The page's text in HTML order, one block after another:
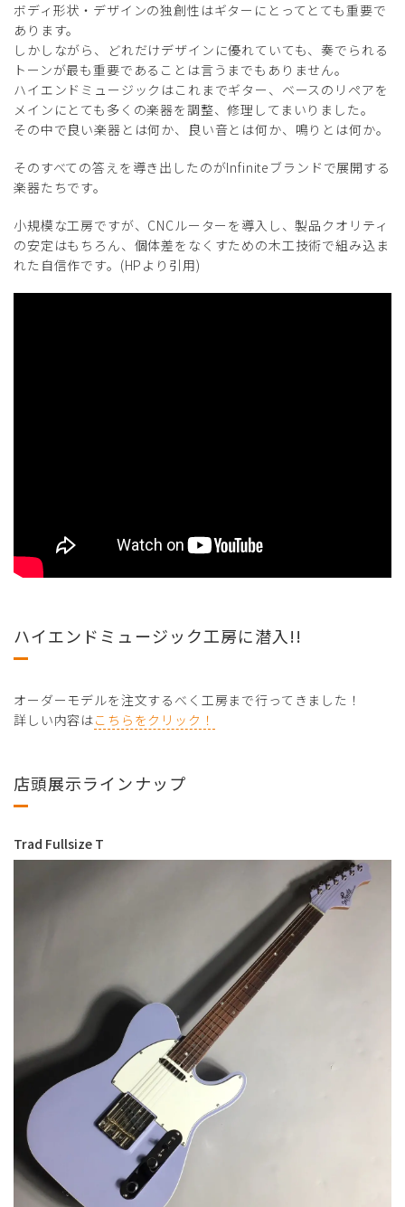
ボディ形状・デザインの独創性はギターにとってとても重要で
あります。
しかしながら、どれだけデザインに優れていても、奏でられる
トーンが最も重要であることは言うまでもありません。
ハイエンドミュージックはこれまでギター、ベースのリペアを
メインにとても多くの楽器を調整、修理してまいりました。
その中で良い楽器とは何か、良い音とは何か、鳴りとは何か。
そのすべての答えを導き出したのがInfiniteブランドで展開する
楽器たちです。
小規模な工房ですが、CNCルーターを導入し、製品クオリティ
の安定はもちろん、個体差をなくすための木工技術で組み込ま
れた自信作です。(HPより引用)
ハイエンドミュージック工房に潜入!!
オーダーモデルを注文するべく工房まで行ってきました！
詳しい内容はこちらをクリック！
店頭展示ラインナップ
Trad Fullsize T